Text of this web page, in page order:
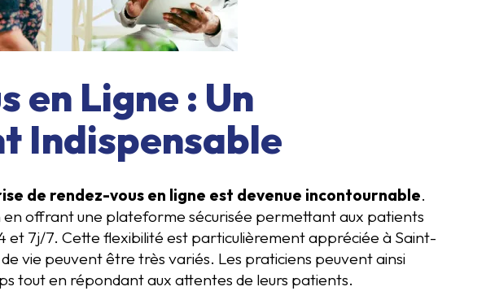
en Ligne : Un
Indispensable
de rendez-vous en ligne est devenue incontournable.
en offrant une plateforme sécurisée permettant aux patients
et 7j/7. Cette flexibilité est particulièrement appréciée à Saint-
vie peuvent être très variés. Les praticiens peuvent ainsi
tout en répondant aux attentes de leurs patients.